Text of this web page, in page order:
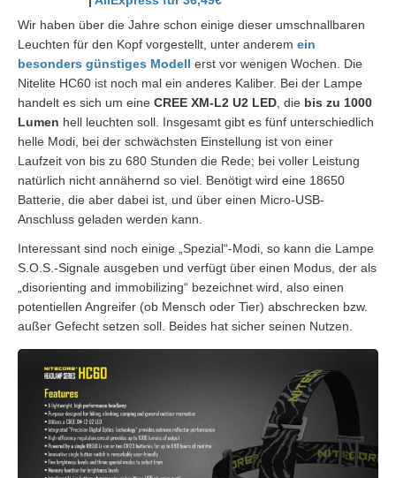
Wir haben über die Jahre schon einige dieser umschnallbaren
Leuchten für den Kopf vorgestellt, unter anderem ein
besonders günstiges Modell erst vor wenigen Wochen. Die
Nitelite HC60 ist noch mal ein anderes Kaliber. Bei der Lampe
handelt es sich um eine CREE XM-L2 U2 LED , die bis zu 1000
Lumen hell leuchten soll. Insgesamt gibt es fünf unterschiedlich
helle Modi, bei der schwächsten Einstellung ist von einer
Laufzeit von bis zu 680 Stunden die Rede; bei voller Leistung
natürlich nicht annähernd so viel. Benötigt wird eine 18650
Batterie, die aber dabei ist, und über einen Micro-USB-
Anschluss geladen werden kann.
Interessant sind noch einige „Spezial“-Modi, so kann die Lampe
S.O.S.-Signale ausgeben und verfügt über einen Modus, der als
„disorienting and immobilizing“ bezeichnet wird, also einen
potentiellen Angreifer (ob Mensch oder Tier) abschrecken bzw.
außer Gefecht setzen soll. Beides hat sicher seinen Nutzen.